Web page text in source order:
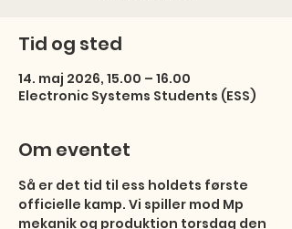
Tid og sted
14. maj 2026, 15.00 – 16.00
Electronic Systems Students (ESS)
Om eventet
Så er det tid til ess holdets første
officielle kamp. Vi spiller mod Mp
mekanik og produktion torsdag den